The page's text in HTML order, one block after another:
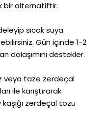
bir alternatiftir.
sıcak suya
Gün içinde 1-2
dolaşımını destekler.
veya taze zerdeçal
ile karıştırarak
zerdeçal tozu